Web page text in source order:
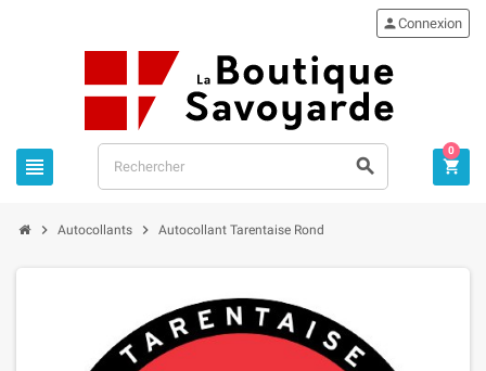
 
Connexion

0
 Autocollants  Autocollant Tarentaise Rond